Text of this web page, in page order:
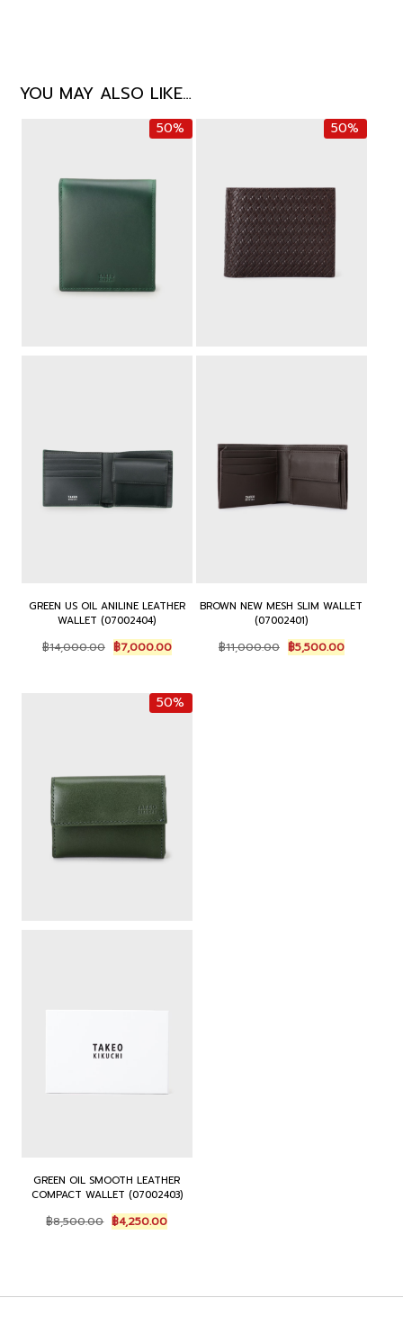
YOU MAY ALSO LIKE…
50%
GREEN US OIL ANILINE LEATHER
WALLET (07002404)
฿14,000.00 Original
price
฿14,000.00.
฿7,000.00Current
price
฿7,000.00.
50%
BROWN NEW MESH SLIM WALLET
(07002401)
฿11,000.00 Original
price
฿5,500.00Current
price
50%
GREEN OIL SMOOTH LEATHER
COMPACT WALLET (07002403)
฿8,500.00 Original
price
฿4,250.00Current
price